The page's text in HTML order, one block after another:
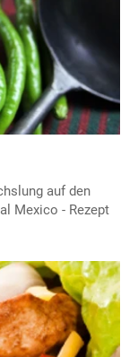
auf den
Mexico - Rezept